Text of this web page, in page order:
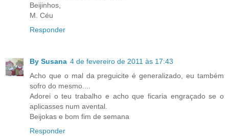
Beijinhos,
M. Céu
Responder
By Susana 4 de fevereiro de 2011 às 17:43
Acho que o mal da preguicite é generalizado, eu também
sofro do mesmo....
Adorei o teu trabalho e acho que ficaria engraçado se o
aplicasses num avental.
Beijokas e bom fim de semana
Responder